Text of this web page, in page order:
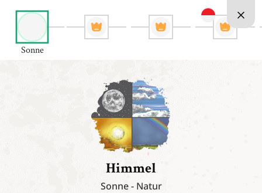
Sonne
Himmel
Sonne- Natur